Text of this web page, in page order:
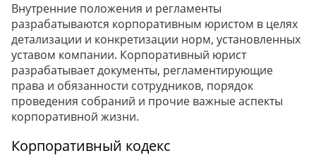
Внутренние положения и регламенты
разрабатываются корпоративным юристом в целях
детализации и конкретизации норм, установленных
уставом компании. Корпоративный юрист
разрабатывает документы, регламентирующие
права и обязанности сотрудников, порядок
проведения собраний и прочие важные аспекты
корпоративной жизни.
Корпоративный кодекс